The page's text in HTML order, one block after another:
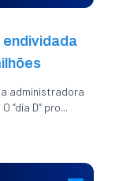
endividada
administradora
“dia D” pro...